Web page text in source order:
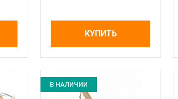
КУПИТЬ
В НАЛИЧИИ